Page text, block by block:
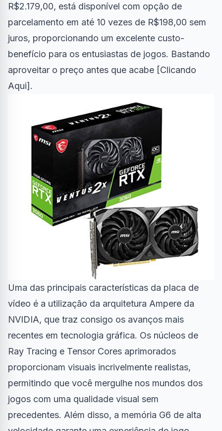
R$2.179,00, está disponível com opção de
parcelamento em até 10 vezes de R$198,00 sem
juros, proporcionando um excelente custo-
benefício para os entusiastas de jogos. Bastando
aproveitar o preço antes que acabe [Clicando
Aqui].
Uma das principais características da placa de
vídeo é a utilização da arquitetura Ampere da
NVIDIA, que traz consigo os avanços mais
recentes em tecnologia gráfica. Os núcleos de
Ray Tracing e Tensor Cores aprimorados
proporcionam visuais incrivelmente realistas,
permitindo que você mergulhe nos mundos dos
jogos com uma qualidade visual sem
precedentes. Além disso, a memória G6 de alta